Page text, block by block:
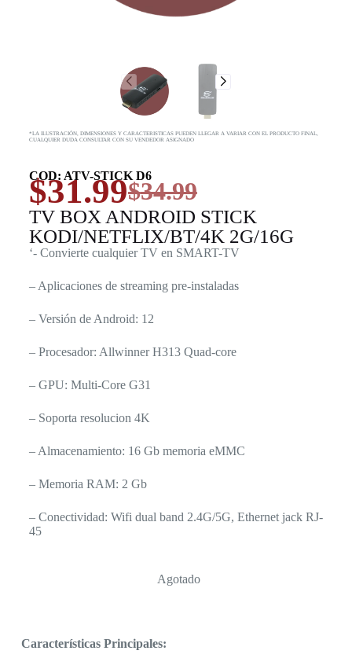
*LA ILUSTRACIÓN, DIMENSIONES Y CARACTERISTICAS PUEDEN LLEGAR A VARIAR CON EL PRODUCTO FINAL,
CUALQUIER DUDA CONSULTAR CON SU VENDEDOR ASIGNADO
COD: ATV-STICK D6
$34.99
$31.99
TV BOX ANDROID STICK
KODI/NETFLIX/BT/4K 2G/16G
‘- Convierte cualquier TV en SMART-TV
– Aplicaciones de streaming pre-instaladas
– Versión de Android: 12
– Procesador: Allwinner H313 Quad-core
– GPU: Multi-Core G31
– Soporta resolucion 4K
– Almacenamiento: 16 Gb memoria eMMC
– Memoria RAM: 2 Gb
– Conectividad: Wifi dual band 2.4G/5G, Ethernet jack RJ-
45
Agotado
Características Principales: